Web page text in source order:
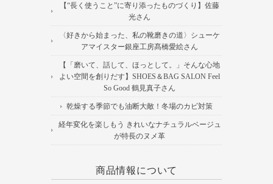
【“長く使うこと”に寄り添ったものづくり】佐藤
光さん
〈好きから始まった、私の靴磨きの道〉シューケ
アマイスター銀座工房髙橋愛絵さん
【「磨いて、話して、ほっとして。」そんな心地
よい空間を創りだす】SHOES＆BAG SALON Feel
So Good 鶴見真子さん
乾燥する季節でも油断大敵！冬場のカビ対策
経年変化を楽しもう きれいなナチュラルベージュ
が特長のヌメ革
商品情報について